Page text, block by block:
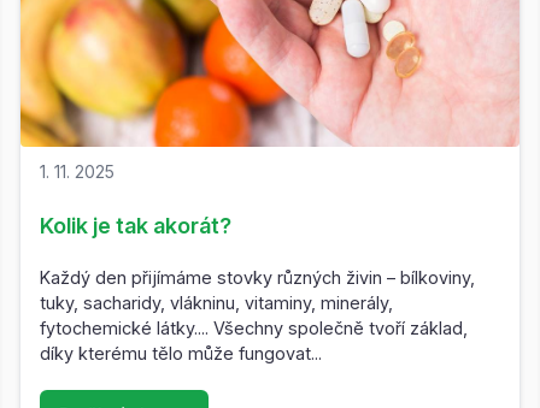
1. 11. 2025
Kolik je tak akorát?
Každý den přijímáme stovky různých živin – bílkoviny,
tuky, sacharidy, vlákninu, vitaminy, minerály,
fytochemické látky.... Všechny společně tvoří základ,
díky kterému tělo může fungovat...